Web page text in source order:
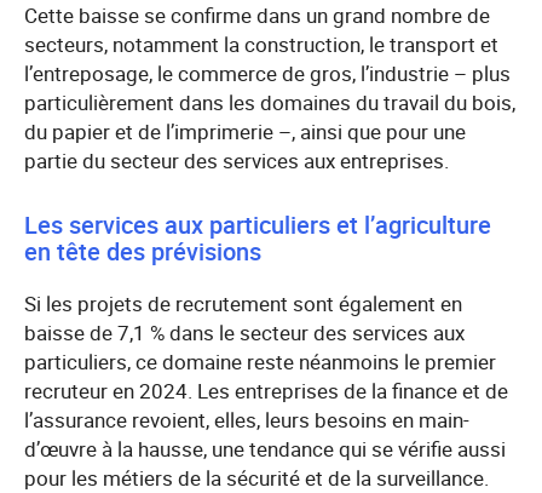
Cette baisse se confirme dans un grand nombre de
secteurs, notamment la construction, le transport et
l’entreposage, le commerce de gros, l’industrie – plus
particulièrement dans les domaines du travail du bois,
du papier et de l’imprimerie –, ainsi que pour une
partie du secteur des services aux entreprises.
Les services aux particuliers et l’agriculture
en tête des prévisions
Si les projets de recrutement sont également en
baisse de 7,1 % dans le secteur des services aux
particuliers, ce domaine reste néanmoins le premier
recruteur en 2024. Les entreprises de la finance et de
l’assurance revoient, elles, leurs besoins en main-
d’œuvre à la hausse, une tendance qui se vérifie aussi
pour les métiers de la sécurité et de la surveillance.